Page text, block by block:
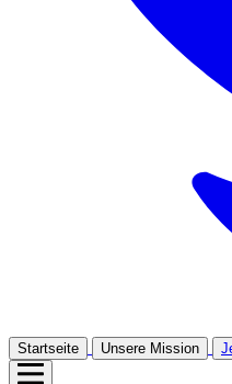
Startseite Unsere Mission